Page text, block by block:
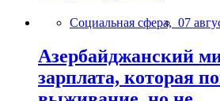
Социальная сфера, 07
Азербайджанский
зарплата, которая